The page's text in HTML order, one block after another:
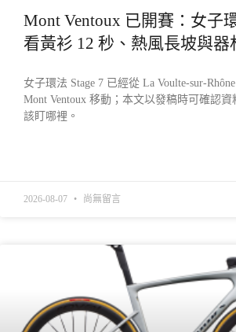
Mont Ventoux 已開賽：女子
看黃衫 12 秒、熱風長坡與器
女子環法 Stage 7 已經從 La Voulte-sur-
Mont Ventoux 移動；本文以發稿時可確認
該盯哪裡。
2026-08-07 尚無留言